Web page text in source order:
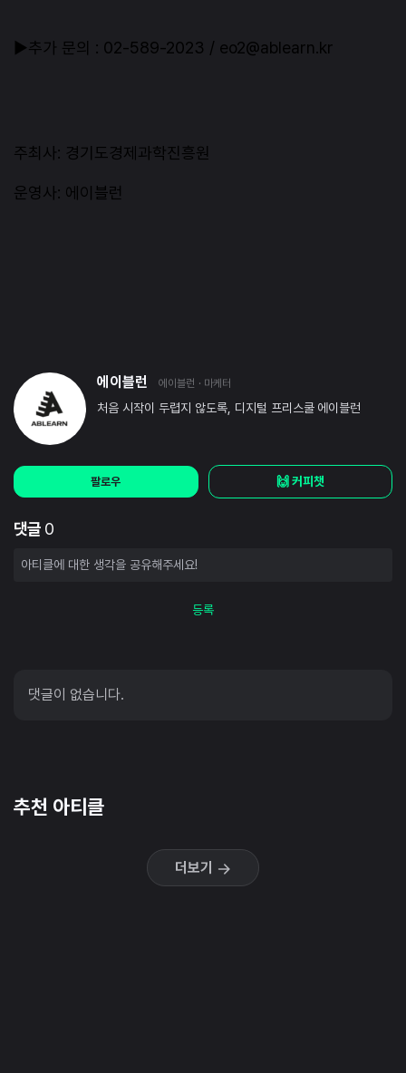
▶추가 문의 : 02-589-2023 / eo2@ablearn.kr
주최사: 경기도경제과학진흥원
운영사: 에이블런
에이블런 에이블런 · 마케터
처음 시작이 두렵지 않도록, 디지털 프리스쿨 에이블런
팔로우 🙌 커피챗
댓글 0
등록
댓글이 없습니다.
추천 아티클
더보기